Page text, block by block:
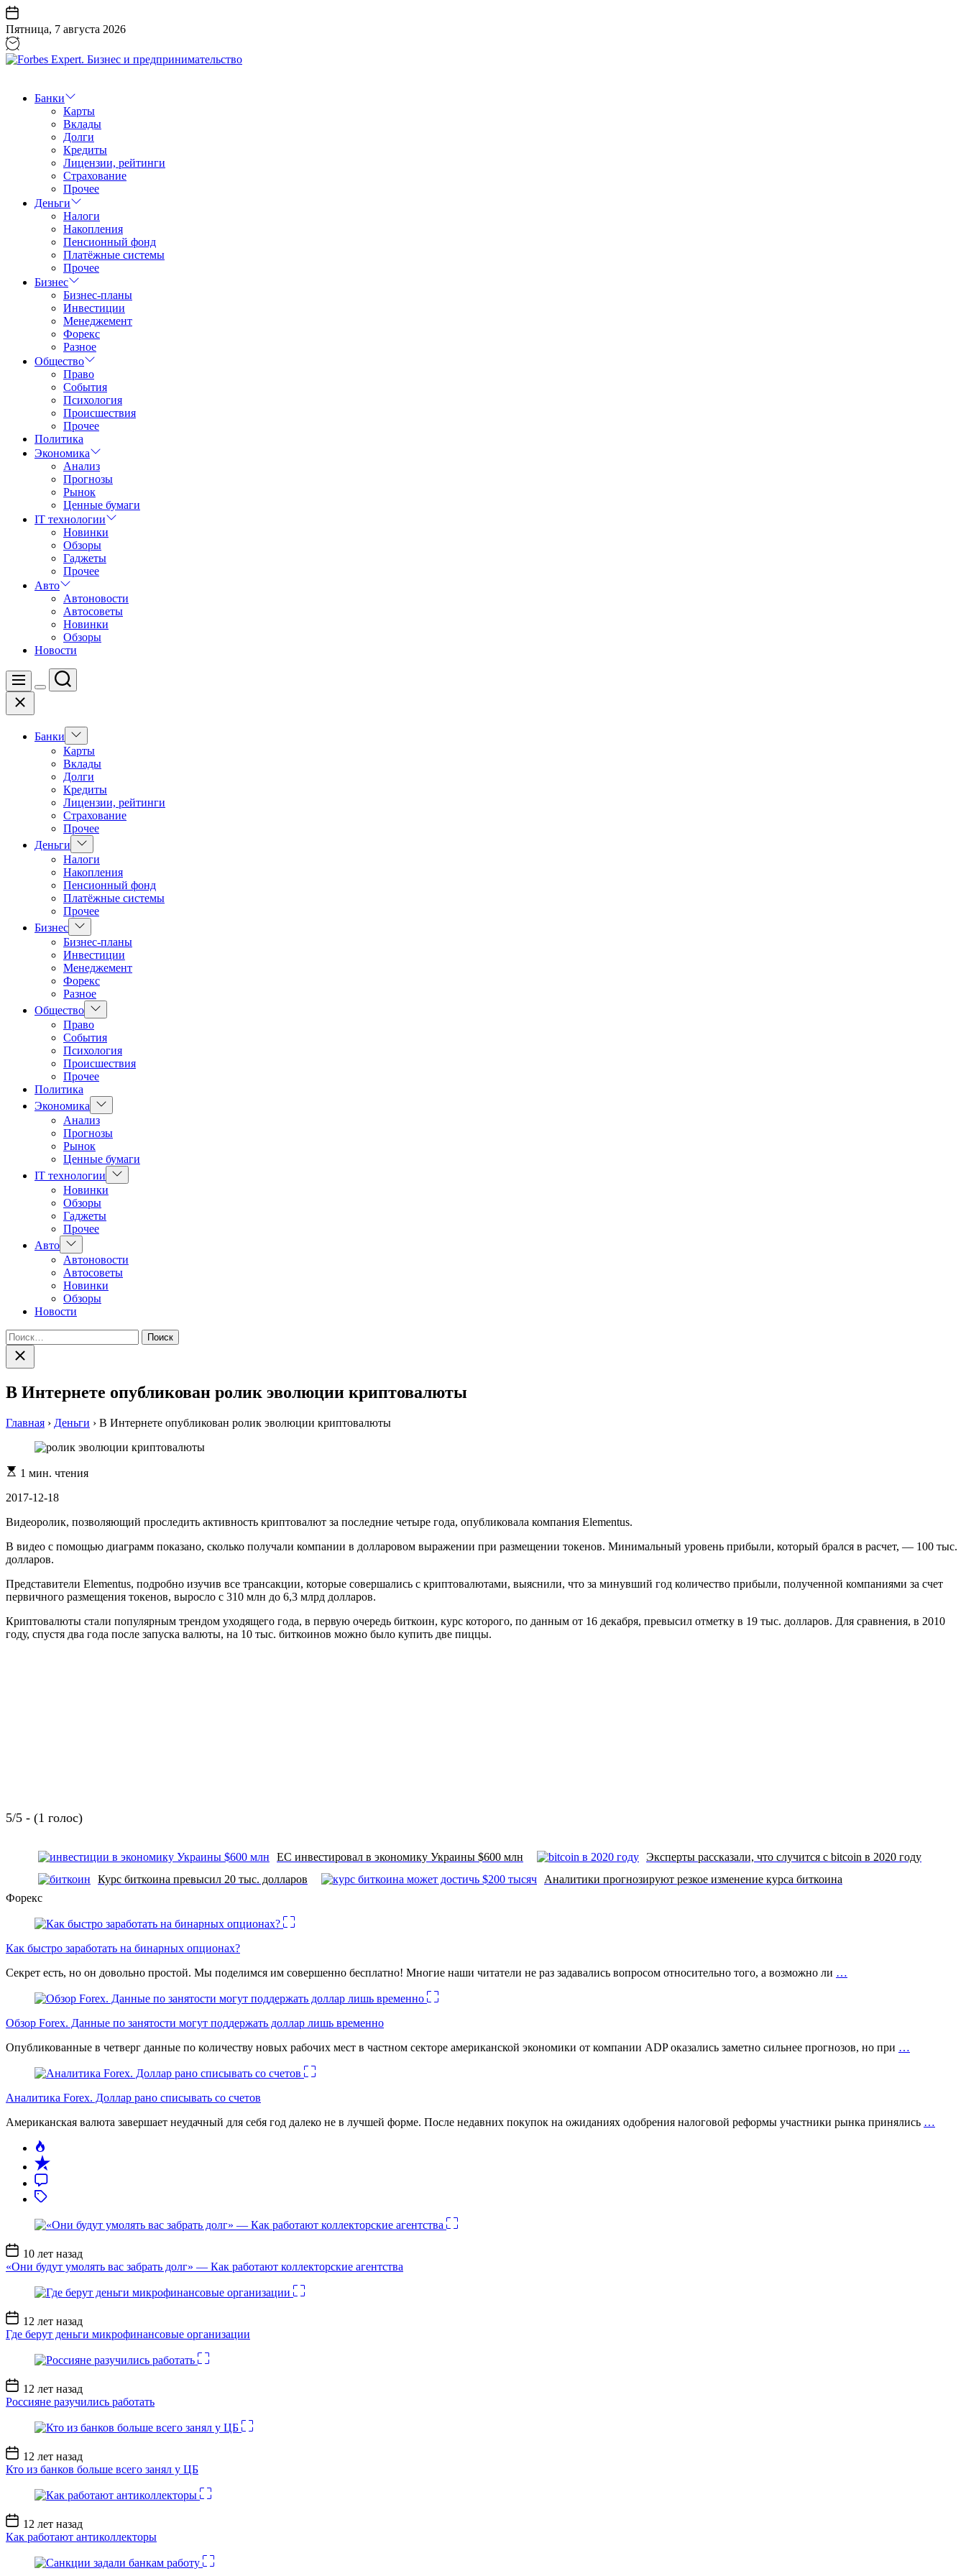
Перейти
к
содержанию
Пятница, 7 августа 2026
Бизнес
предпринимательство
Банки
Карты
Вклады
Долги
Кредиты
Лицензии, рейтинги
Страхование
Прочее
Деньги
Налоги
Накопления
Пенсионный фонд
Платёжные системы
Прочее
Бизнес
Бизнес-планы
Инвестиции
Менеджемент
Форекс
Разное
Общество
Право
События
Психология
Происшествия
Прочее
Политика
Экономика
Анализ
Прогнозы
Рынок
Ценные бумаги
IT технологии
Новинки
Обзоры
Гаджеты
Прочее
Авто
Автоновости
Автосоветы
Новинки
Обзоры
Новости
Меню
Цвет
Поиск
Закрыть
Банки
Показать
подменю
Карты
Вклады
Долги
Кредиты
Лицензии, рейтинги
Страхование
Прочее
Деньги
Показать
подменю
Налоги
Накопления
Пенсионный фонд
Платёжные системы
Прочее
Бизнес Показать
подменю
Бизнес-планы
Инвестиции
Менеджемент
Форекс
Разное
Общество Показать
подменю
Право
События
Психология
Происшествия
Прочее
Политика
Экономика
Показать
подменю
Анализ
Прогнозы
Рынок
Ценные бумаги
IT технологии
Показать
подменю
Новинки
Обзоры
Гаджеты
Прочее
Авто Показать
подменю
Автоновости
Автосоветы
Новинки
Обзоры
Новости
Найти:
Закрыть
поиск
В Интернете опубликован ролик эволюции криптовалюты
Главная › Деньги › В Интернете опубликован ролик эволюции криптовалюты
Расчетное
чтения
1 мин. чтения
2017-12-18
Видеоролик, позволяющий проследить активность криптовалют за последние четыре года, опубликовала компания Elementus.
В видео с помощью диаграмм показано, сколько получали компании в долларовом выражении при размещении токенов. Минимальный уровень прибыли, который брался в расчет, — 100 тыс.
долларов.
Представители Elementus, подробно изучив все трансакции, которые совершались с криптовалютами, выяснили, что за минувший год количество прибыли, полученной компаниями за счет
первичного размещения токенов, выросло с 310 млн до 6,3 млрд долларов.
Криптовалюты стали популярным трендом уходящего года, в первую очередь биткоин, курс которого, по данным от 16 декабря, превысил отметку в 19 тыс. долларов. Для сравнения, в 2010
году, спустя два года после запуска валюты, на 10 тыс. биткоинов можно было купить две пиццы.
5/5 - (1 голос)
ЕС инвестировал в экономику Украины $600 млн
Эксперты рассказали, что случится с bitcoin в 2020 году
Курс биткоина превысил 20 тыс. долларов
Аналитики прогнозируют резкое изменение курса биткоина
Форекс
Как быстро заработать на бинарных опционах?
Секрет есть, но он довольно простой. Мы поделимся им совершенно бесплатно! Многие наши читатели не раз задавались вопросом относительно того, а возможно ли …
Обзор Forex. Данные по занятости могут поддержать доллар лишь временно
Опубликованные в четверг данные по количеству новых рабочих мест в частном секторе американской экономики от компании ADP оказались заметно сильнее прогнозов, но при …
Аналитика Forex. Доллар рано списывать со счетов
Американская валюта завершает неудачный для себя год далеко не в лучшей форме. После недавних покупок на ожиданиях одобрения налоговой реформы участники рынка принялись …
Дата
записи
10 лет назад
«Они будут умолять вас забрать долг» — Как работают коллекторские агентства
Дата
записи
12 лет назад
Где берут деньги микрофинансовые организации
Дата
записи
12 лет назад
Россияне разучились работать
Дата
записи
12 лет назад
Кто из банков больше всего занял у ЦБ
Дата
записи
12 лет назад
Как работают антиколлекторы